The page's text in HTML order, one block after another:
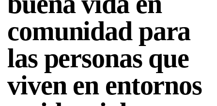
comunidad para
las personas que
viven en entornos